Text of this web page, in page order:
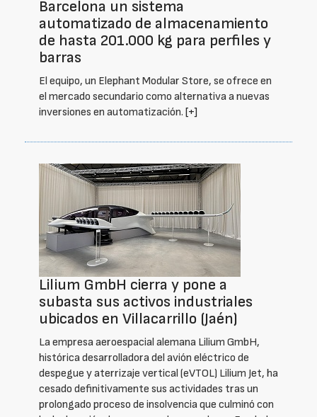
Barcelona un sistema
automatizado de almacenamiento
de hasta 201.000 kg para perfiles y
barras
El equipo, un Elephant Modular Store, se ofrece en
el mercado secundario como alternativa a nuevas
inversiones en automatización. [+]
Lilium GmbH cierra y pone a
subasta sus activos industriales
ubicados en Villacarrillo (Jaén)
La empresa aeroespacial alemana Lilium GmbH,
histórica desarrolladora del avión eléctrico de
despegue y aterrizaje vertical (eVTOL) Lilium Jet, ha
cesado definitivamente sus actividades tras un
prolongado proceso de insolvencia que culminó con